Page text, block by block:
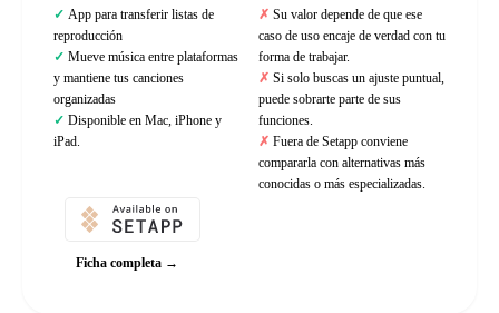
App para transferir listas de
reproducción
Mueve música entre plataformas
y mantiene tus canciones
organizadas
Disponible en Mac, iPhone y
iPad.
Su valor depende de que ese
caso de uso encaje de verdad con tu
forma de trabajar.
Si solo buscas un ajuste puntual,
puede sobrarte parte de sus
funciones.
Fuera de Setapp conviene
compararla con alternativas más
conocidas o más especializadas.
Ficha completa →